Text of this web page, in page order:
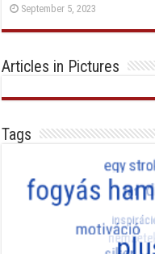
September 5, 2023
Articles in Pictures
Tags